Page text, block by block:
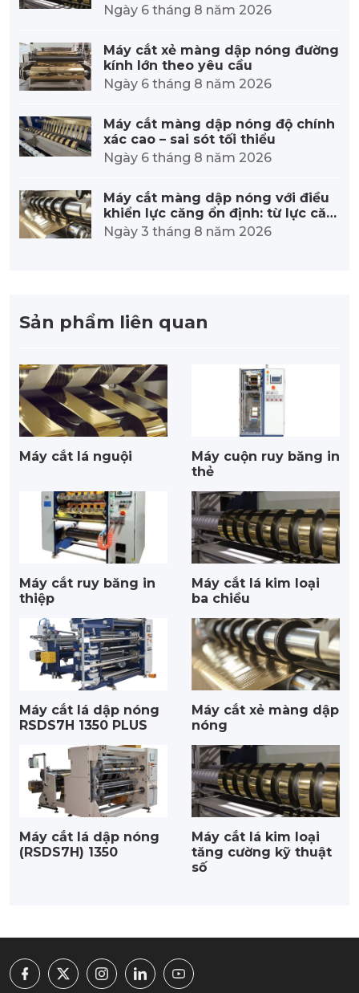
Ngày 6 tháng 8 năm 2026
Máy cắt xẻ màng dập nóng đường
kính lớn theo yêu cầu
Ngày 6 tháng 8 năm 2026
Máy cắt màng dập nóng độ chính
xác cao – sai sót tối thiểu
Ngày 6 tháng 8 năm 2026
Máy cắt màng dập nóng với điều
khiển lực căng ổn định: từ lực căn
g chính xác đến chất lượng vượt tr
ội.
Ngày 3 tháng 8 năm 2026
Sản phẩm liên quan
Máy cắt lá nguội
Máy cuộn ruy băng in
thẻ
Máy cắt ruy băng in
thiệp
Máy cắt lá kim loại
ba chiều
Máy cắt lá dập nóng
RSDS7H 1350 PLUS
Máy cắt xẻ màng dập
nóng
Máy cắt lá dập nóng
(RSDS7H) 1350
Máy cắt lá kim loại
tăng cường kỹ thuật
số